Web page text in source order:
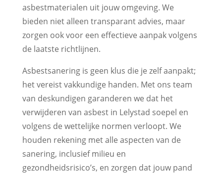
asbestmaterialen uit jouw omgeving. We
bieden niet alleen transparant advies, maar
zorgen ook voor een effectieve aanpak volgens
de laatste richtlijnen.
Asbestsanering is geen klus die je zelf aanpakt;
het vereist vakkundige handen. Met ons team
van deskundigen garanderen we dat het
verwijderen van asbest in Lelystad soepel en
volgens de wettelijke normen verloopt. We
houden rekening met alle aspecten van de
sanering, inclusief milieu en
gezondheidsrisico’s, en zorgen dat jouw pand